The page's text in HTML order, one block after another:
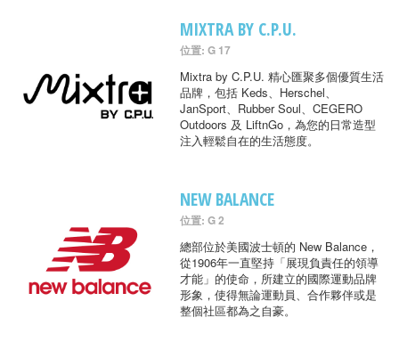
MIXTRA BY C.P.U.
位置: G 17
Mixtra by C.P.U. 精心匯聚多個優質生活
品牌，包括 Keds、Herschel、
JanSport、Rubber Soul、CEGERO
Outdoors 及 LiftnGo，為您的日常造型
注入輕鬆自在的生活態度。
NEW BALANCE
位置: G 2
總部位於美國波士頓的 New Balance，
從1906年一直堅持「展現負責任的領導
才能」的使命，所建立的國際運動品牌
形象，使得無論運動員、合作夥伴或是
整個社區都為之自豪。